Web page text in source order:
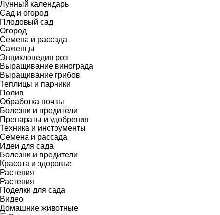
Лунный календарь
Сад и огород
Плодовый сад
Огород
Семена и рассада
Саженцы
Энциклопедия роз
Выращивание винограда
Выращивание грибов
Теплицы и парники
Полив
Обработка почвы
Болезни и вредители
Препараты и удобрения
Техника и инструменты
Семена и рассада
Идеи для сада
Болезни и вредители
Красота и здоровье
Растения
Растения
Поделки для сада
Видео
Домашние животные